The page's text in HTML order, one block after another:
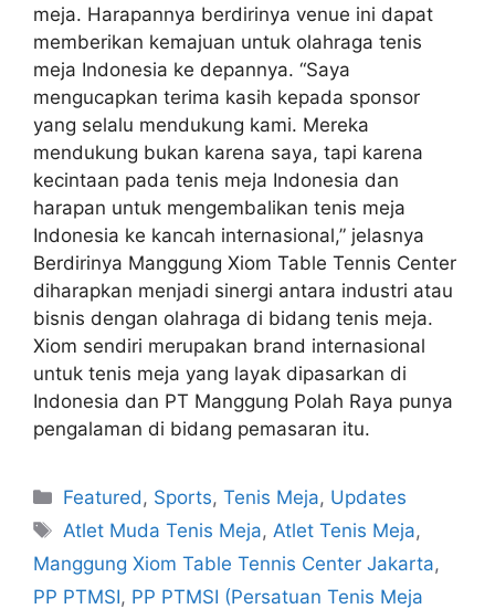
meja. Harapannya berdirinya venue ini dapat
memberikan kemajuan untuk olahraga tenis
meja Indonesia ke depannya. “Saya
mengucapkan terima kasih kepada sponsor
yang selalu mendukung kami. Mereka
mendukung bukan karena saya, tapi karena
kecintaan pada tenis meja Indonesia dan
harapan untuk mengembalikan tenis meja
Indonesia ke kancah internasional,” jelasnya
Berdirinya Manggung Xiom Table Tennis Center
diharapkan menjadi sinergi antara industri atau
bisnis dengan olahraga di bidang tenis meja.
Xiom sendiri merupakan brand internasional
untuk tenis meja yang layak dipasarkan di
Indonesia dan PT Manggung Polah Raya punya
pengalaman di bidang pemasaran itu.
Featured , Sports,Tenis Meja, Updates
Atlet Muda Tenis Meja, Atlet Tenis Meja,
Manggung Xiom Table Tennis Center Jakarta,
PP PTMSI, PP PTMSI (Persatuan Tenis Meja